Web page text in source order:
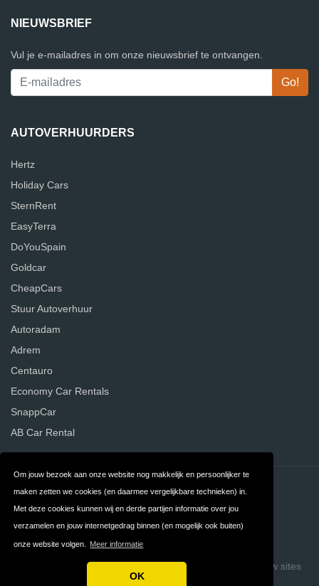
Om jouw bezoek aan onze website nog makkelijk en persoonlijker te
maken zetten we cookies (en daarmee vergelijkbare technieken) in.
Met deze cookies kunnen wij en derde partijen informatie over jou
verzamelen en jouw internetgedrag binnen (en mogelijk ook buiten)
onze website volgen. Meer informatie
OK
NIEUWSBRIEF
Vul je e-mailadres in om onze nieuwsbrief te ontvangen.
AUTOVERHUURDERS
Hertz
Holiday Cars
SternRent
EasyTerra
DoYouSpain
Goldcar
CheapCars
Stuur Autoverhuur
Autoradam
Adrem
Centauro
Economy Car Rentals
SnappCar
AB Car Rental
Contact Privacy
Algemene FAQ
Copyright © 2026 Vergelijk Autoverhuurders
Build review sites
with ReviewTycoon